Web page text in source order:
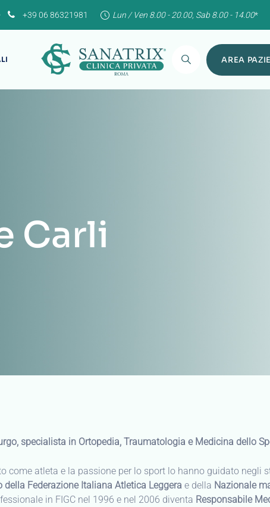
+39 06 86321981 Lun / Ven 8.00 - 20.00, Sab 8.00 - 14.00*
AREA
Carli
specialista in Ortopedia, Traumatologia e Medicina dello
come atleta e la passione per lo sport lo hanno guidato negli
della Federazione Italiana Atletica Leggera e della Nazionale
in FIGC nel 1996 e nel 2006 diventa Responsabile